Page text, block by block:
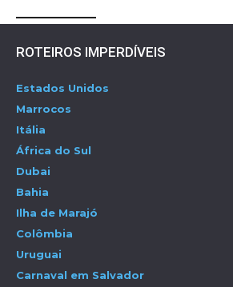
ROTEIROS IMPERDÍVEIS
Estados Unidos
Marrocos
Itália
África do Sul
Dubai
Bahia
Ilha de Marajó
Colômbia
Uruguai
Carnaval em Salvador